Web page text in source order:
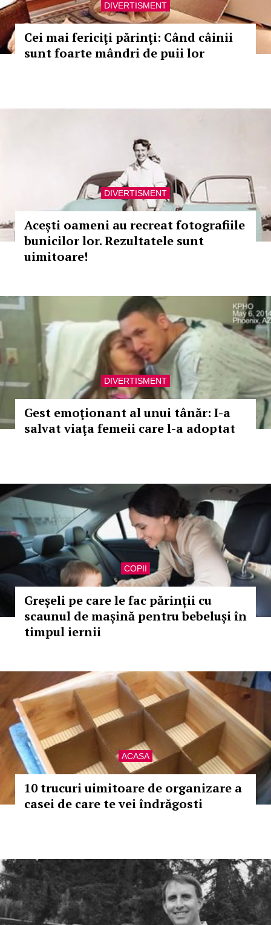
DIVERTISMENT
Cei mai fericiţi părinţi: Când câinii
sunt foarte mândri de puii lor
DIVERTISMENT
Acești oameni au recreat fotografiile
bunicilor lor. Rezultatele sunt
uimitoare!
DIVERTISMENT
Gest emoţionant al unui tânăr: I-a
salvat viaţa femeii care l-a adoptat
COPII
Greșeli pe care le fac părinții cu
scaunul de mașină pentru bebeluși în
timpul iernii
ACASA
10 trucuri uimitoare de organizare a
casei de care te vei îndrăgosti